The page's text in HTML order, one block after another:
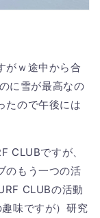
がｗ途中から合
に雪が最高なの
たので午後には
CLUBですが、
のもう一つの活
CLUBの活動
味ですが）研究